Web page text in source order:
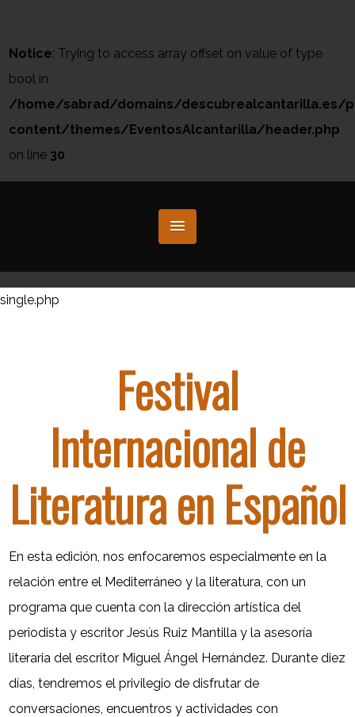
Notice: Trying to access array offset on value of type
bool in
/home/sabrad/domains/descubrealcantarilla.es/
content/themes/EventosAlcantarilla/header.php
on line 30
single.php
Festival
Internacional de
Literatura en Español
En esta edición, nos enfocaremos especialmente en la
relación entre el Mediterráneo y la literatura, con un
programa que cuenta con la dirección artística del
periodista y escritor Jesús Ruiz Mantilla y la asesoría
literaria del escritor Miguel Ángel Hernández. Durante diez
días, tendremos el privilegio de disfrutar de
conversaciones, encuentros y actividades con